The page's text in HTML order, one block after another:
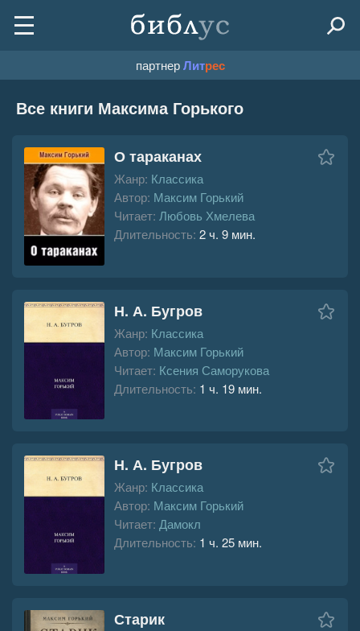
партнерЛитрес
Все книги Максима Горького
О тараканах
Жанр: Классика
Автор: Максим Горький
Читает: Любовь Хмелева
Длительность: 2 ч. 9 мин.
Н. А. Бугров
Жанр: Классика
Автор: Максим Горький
Читает: Ксения Саморукова
Длительность: 1 ч. 19 мин.
Н. А. Бугров
Жанр: Классика
Автор: Максим Горький
Читает: Дамокл
Длительность: 1 ч. 25 мин.
Старик